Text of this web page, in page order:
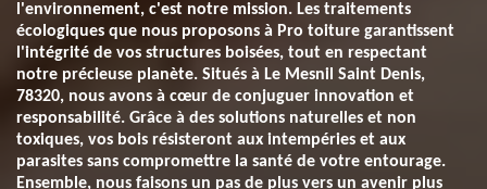
l'environnement, c'est notre mission. Les traitements
écologiques que nous proposons à Pro toiture garantissent
l'intégrité de vos structures boisées, tout en respectant
notre précieuse planète. Situés à Le Mesnil Saint Denis,
78320, nous avons à cœur de conjuguer innovation et
responsabilité. Grâce à des solutions naturelles et non
toxiques, vos bois résisteront aux intempéries et aux
parasites sans compromettre la santé de votre entourage.
Ensemble, nous faisons un pas de plus vers un avenir plus